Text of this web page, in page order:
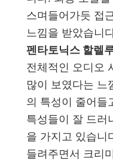
스며들어가듯 접
느낌을 받았습니
펜타토닉스 할렐
전체적인 오디오
많이 보였다는 느
의 특성이 줄어들
특성들이 잘 드러
을 가지고 있습니
들려주면서 크리